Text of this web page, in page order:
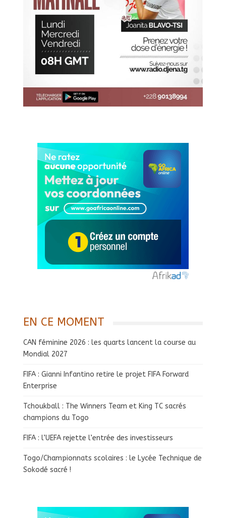
EN CE MOMENT
CAN féminine 2026 : les quarts lancent la course au
Mondial 2027
FIFA : Gianni Infantino retire le projet FIFA Forward
Enterprise
Tchoukball : The Winners Team et King TC sacrés
champions du Togo
FIFA : l’UEFA rejette l’entrée des investisseurs
Togo/Championnats scolaires : le Lycée Technique de
Sokodé sacré !